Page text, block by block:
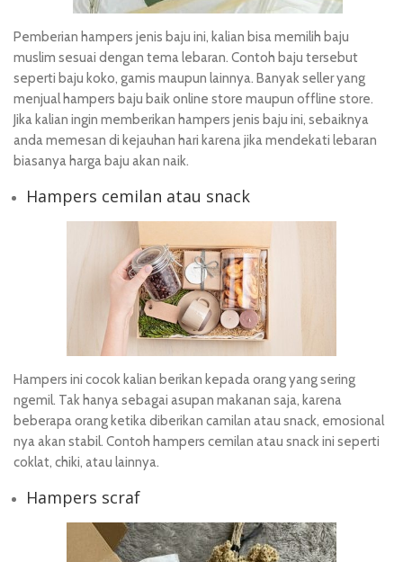
Pemberian hampers jenis baju ini, kalian bisa memilih baju
muslim sesuai dengan tema lebaran. Contoh baju tersebut
seperti baju koko, gamis maupun lainnya. Banyak seller yang
menjual hampers baju baik online store maupun offline store.
Jika kalian ingin memberikan hampers jenis baju ini, sebaiknya
anda memesan di kejauhan hari karena jika mendekati lebaran
biasanya harga baju akan naik.
Hampers cemilan atau snack
Hampers ini cocok kalian berikan kepada orang yang sering
ngemil. Tak hanya sebagai asupan makanan saja, karena
beberapa orang ketika diberikan camilan atau snack, emosional
nya akan stabil. Contoh hampers cemilan atau snack ini seperti
coklat, chiki, atau lainnya.
Hampers scraf